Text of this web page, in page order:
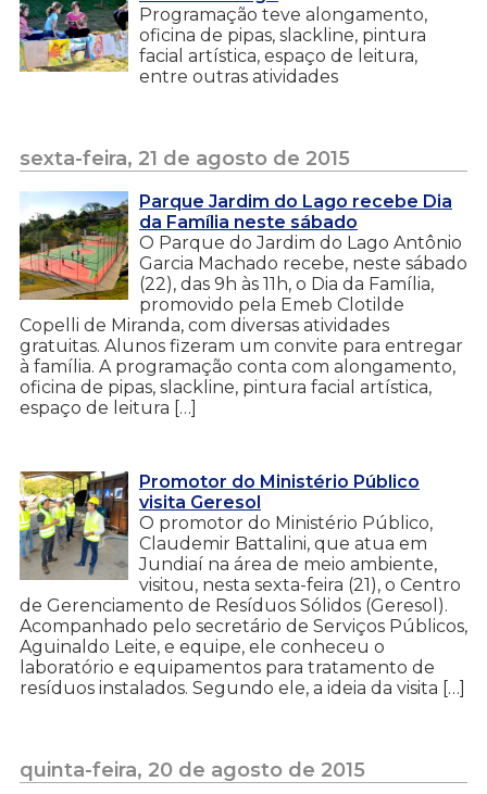
Programação teve alongamento,
oficina de pipas, slackline, pintura
facial artística, espaço de leitura,
entre outras atividades
sexta-feira, 21 de agosto de 2015
Parque Jardim do Lago recebe Dia
da Família neste sábado
O Parque do Jardim do Lago Antônio
Garcia Machado recebe, neste sábado
(22), das 9h às 11h, o Dia da Família,
promovido pela Emeb Clotilde
Copelli de Miranda, com diversas atividades
gratuitas. Alunos fizeram um convite para entregar
à família. A programação conta com alongamento,
oficina de pipas, slackline, pintura facial artística,
espaço de leitura […]
Promotor do Ministério Público
visita Geresol
O promotor do Ministério Público,
Claudemir Battalini, que atua em
Jundiaí na área de meio ambiente,
visitou, nesta sexta-feira (21), o Centro
de Gerenciamento de Resíduos Sólidos (Geresol).
Acompanhado pelo secretário de Serviços Públicos,
Aguinaldo Leite, e equipe, ele conheceu o
laboratório e equipamentos para tratamento de
resíduos instalados. Segundo ele, a ideia da visita […]
quinta-feira, 20 de agosto de 2015